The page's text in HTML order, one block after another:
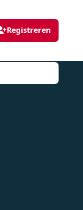
Registreren